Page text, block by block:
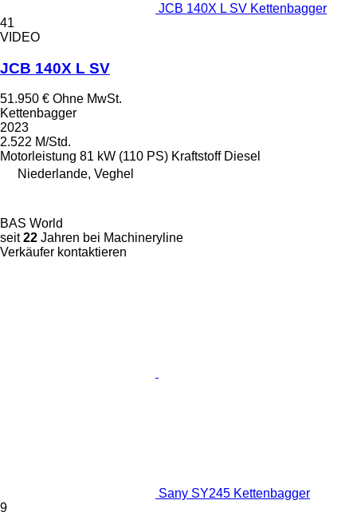
JCB 140X L SV Kettenbagger
41
VIDEO
JCB 140X L SV
51.950 € Ohne MwSt.
Kettenbagger
2023
2.522 M/Std.
Motorleistung 81 kW (110 PS) Kraftstoff Diesel
Niederlande, Veghel
BAS World
seit22 Jahren bei Machineryline
Verkäufer kontaktieren
Sany SY245 Kettenbagger
9